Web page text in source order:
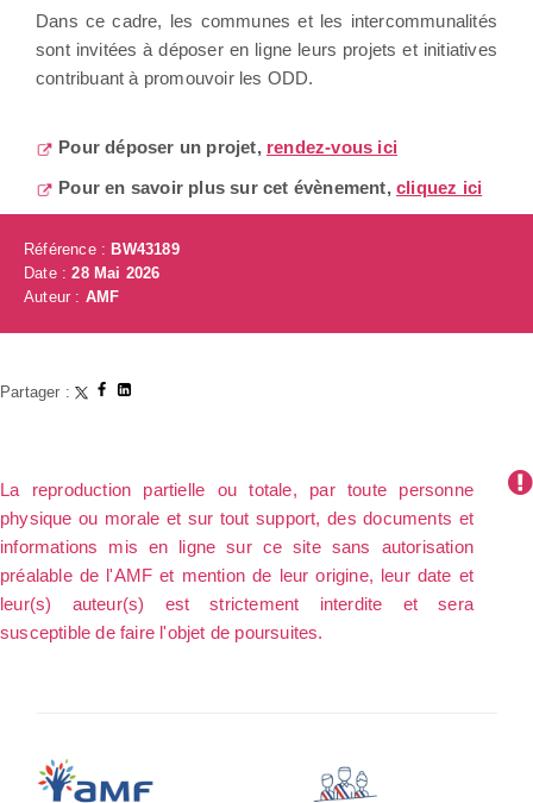
Dans ce cadre, les communes et les intercommunalités
sont invitées à déposer en ligne leurs projets et initiatives
contribuant à promouvoir les ODD.
Pour déposer un projet, rendez-vous ici
Pour en savoir plus sur cet évènement,cliquez ici
Référence : BW43189
Date :28 Mai 2026
Auteur : AMF
Partager :
La reproduction partielle ou totale, par toute personne
physique ou morale et sur tout support, des documents et
informations mis en ligne sur ce site sans autorisation
préalable de l'AMF et mention de leur origine, leur date et
leur(s) auteur(s) est strictement interdite et sera
susceptible de faire l'objet de poursuites.